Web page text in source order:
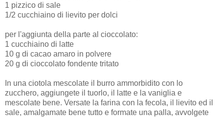
1 pizzico di sale
1/2 cucchiaino di lievito per dolci
per l'aggiunta della parte al cioccolato:
1 cucchiaino di latte
10 g di cacao amaro in polvere
20 g di cioccolato fondente tritato
In una ciotola mescolate il burro ammorbidito con lo
zucchero, aggiungete il tuorlo, il latte e la vaniglia e
mescolate bene. Versate la farina con la fecola, il lievito ed il
sale, amalgamate bene tutto e formate una palla, avvolgete